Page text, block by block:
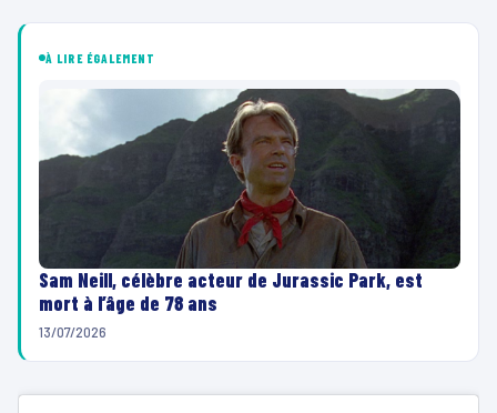
À LIRE ÉGALEMENT
Sam Neill, célèbre acteur de Jurassic Park, est
mort à l’âge de 78 ans
13/07/2026